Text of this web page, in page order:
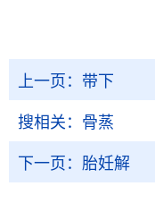
上一页： 带下
搜相关： 骨蒸
下一页： 胎妊解